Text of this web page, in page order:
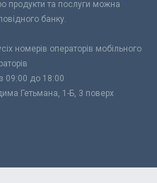
продукти та послуги можна
банку.
номерів операторів мобільного
09:00 до 18:00
Гетьмана, 1-Б, 3 поверх